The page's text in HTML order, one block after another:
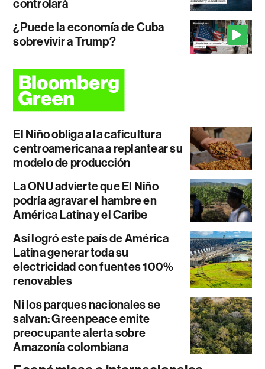
controlará
¿Puede la economía de Cuba
sobrevivir a Trump?
El Niño obliga a la caficultura
centroamericana a replantear su
modelo de producción
La ONU advierte que El Niño
podría agravar el hambre en
América Latina y el Caribe
Así logró este país de América
Latina generar toda su
electricidad con fuentes 100%
renovables
Ni los parques nacionales se
salvan: Greenpeace emite
preocupante alerta sobre
Amazonía colombiana